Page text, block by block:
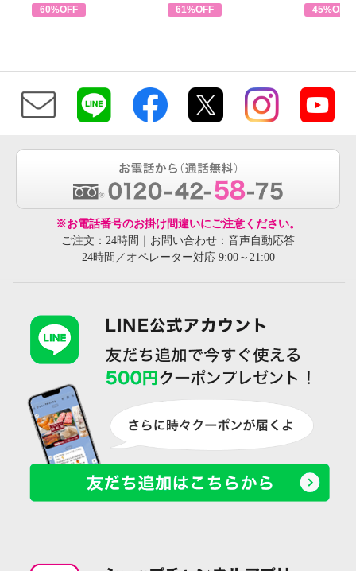
60%OFF 61%OFF 45%OFF
※お電話番号のお掛け間違いにご注意ください。
ご注文：24時間｜お問い合わせ：音声自動応答
24時間／オペレーター対応 9:00～21:00